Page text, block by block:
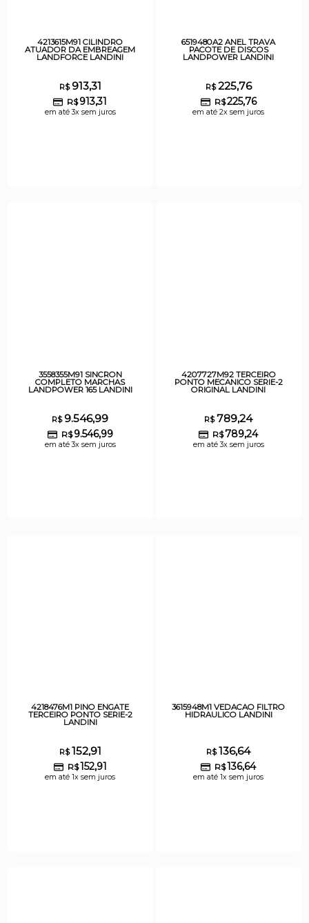
4213615M91 CILINDRO
ATUADOR DA EMBREAGEM
LANDFORCE LANDINI
R$913,31
R$913,31
em até 3x sem juros
6519480A2 ANEL TRAVA
PACOTE DE DISCOS
LANDPOWER LANDINI
R$225,76
R$225,76
em até 2x sem juros
3558355M91 SINCRON
COMPLETO MARCHAS
LANDPOWER 165 LANDINI
R$9.546,99
R$ 9.546,99
em até 3x sem juros
4207727M92 TERCEIRO
PONTO MECANICO SERIE-2
ORIGINAL LANDINI
R$789,24
R$789,24
em até 3x sem juros
4218476M1 PINO ENGATE
TERCEIRO PONTO SERIE-2
LANDINI
R$152,91
R$152,91
em até 1x sem juros
3615948M1 VEDACAO FILTRO
HIDRAULICO LANDINI
R$136,64
R$136,64
em até 1x sem juros